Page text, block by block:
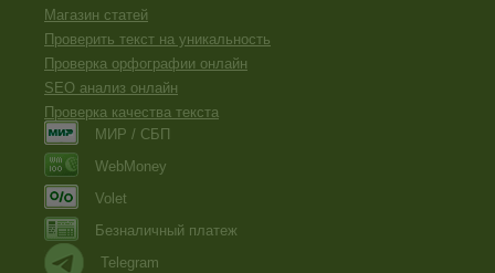
Магазин статей
Проверить текст на уникальность
Проверка орфографии онлайн
SEO анализ онлайн
Проверка качества текста
МИР / СБП
WebMoney
Volet
Безналичный платеж
Telegram